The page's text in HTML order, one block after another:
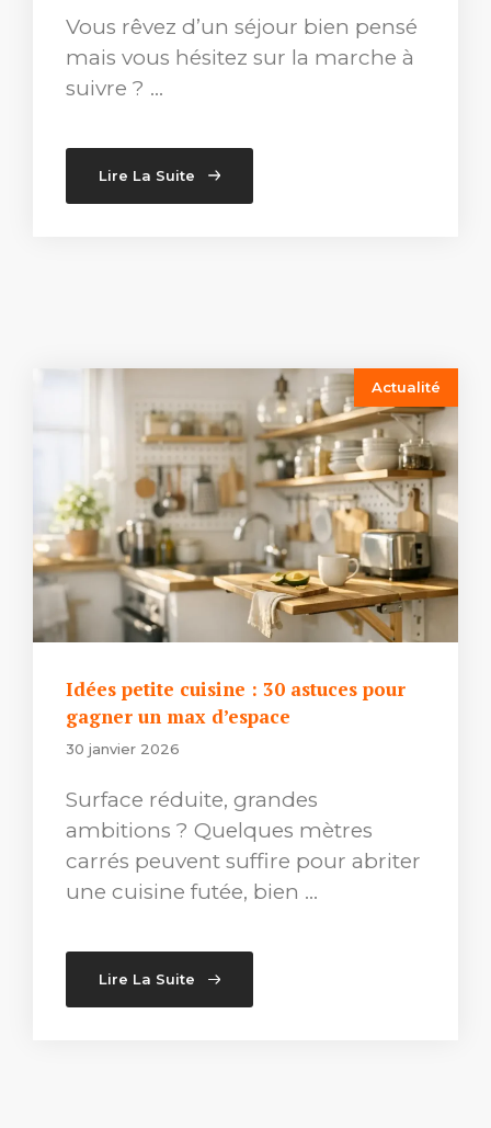
Vous rêvez d’un séjour bien pensé
mais vous hésitez sur la marche à
suivre ? …
Lire La Suite
Actualité
Idées petite cuisine : 30 astuces pour
gagner un max d’espace
30 janvier 2026
Surface réduite, grandes
ambitions ? Quelques mètres
carrés peuvent suffire pour abriter
une cuisine futée, bien …
Lire La Suite